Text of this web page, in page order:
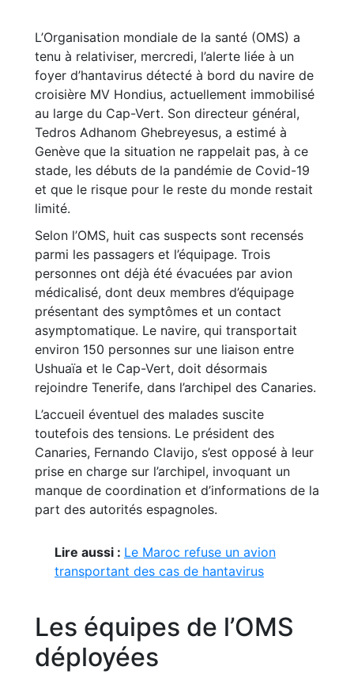
L’Organisation mondiale de la santé (OMS) a
tenu à relativiser, mercredi, l’alerte liée à un
foyer d’hantavirus détecté à bord du navire de
croisière MV Hondius, actuellement immobilisé
au large du Cap-Vert. Son directeur général,
Tedros Adhanom Ghebreyesus, a estimé à
Genève que la situation ne rappelait pas, à ce
stade, les débuts de la pandémie de Covid-19
et que le risque pour le reste du monde restait
limité.
Selon l’OMS, huit cas suspects sont recensés
parmi les passagers et l’équipage. Trois
personnes ont déjà été évacuées par avion
médicalisé, dont deux membres d’équipage
présentant des symptômes et un contact
asymptomatique. Le navire, qui transportait
environ 150 personnes sur une liaison entre
Ushuaïa et le Cap-Vert, doit désormais
rejoindre Tenerife, dans l’archipel des Canaries.
L’accueil éventuel des malades suscite
toutefois des tensions. Le président des
Canaries, Fernando Clavijo, s’est opposé à leur
prise en charge sur l’archipel, invoquant un
manque de coordination et d’informations de la
part des autorités espagnoles.
Lire aussi : Le Maroc refuse un avion
transportant des cas de hantavirus
Les équipes de l’OMS
déployées